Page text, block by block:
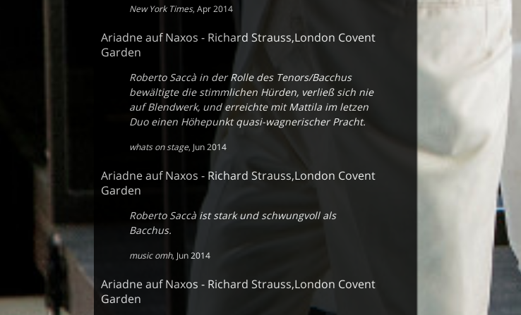
New York Times,Apr 2014
Ariadne auf Naxos - Richard Strauss,London Covent
Garden
Roberto Saccà in der Rolle des Tenors/Bacchus
bewältigte die stimmlichen Hürden, verließ sich nie
auf Blendwerk, und erreichte mit Mattila im letzen
Duo einen Höhepunkt quasi-wagnerischer Pracht.
whats on stage, Jun 2014
Ariadne auf Naxos - Richard Strauss,London Covent
Garden
Roberto Saccà ist stark und schwungvoll als
Bacchus.
music omh, Jun 2014
Ariadne auf Naxos - Richard Strauss,London Covent
Garden